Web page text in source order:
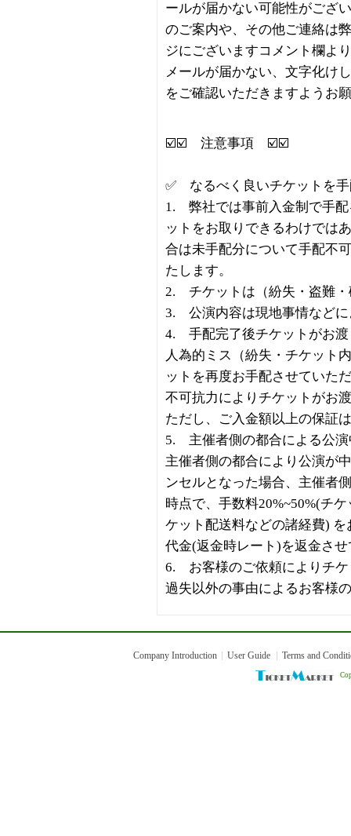
ールが届かない可能性がござ
のご案内や、その他ご連絡は
ジにございますコメント欄よ
メールが届かない、文字化け
をご確認いただきますようお
☑️☑️ 注意事項 ☑️☑️
✅ なるべく良いチケットを
1. 弊社では事前入金制で手配
ットをお取りできるわけでは
合は未手配分について手配不
たします。
2. チケットは（紛失・盗難・
3. 公演内容は現地事情などに
4. 手配完了後チケットがお渡
人為的ミス（紛失・チケット
ットを再度お手配させていた
不可抗力によりチケットがお
ただし、ご入金額以上の保証
5. 主催者側の都合による公演
主催者側の都合により公演が
ンセルとなった場合、主催者
時点で、手数料20%~50%(チ
ケット配送料などの諸経費)
代金(返金時レート)を返金さ
6. お客様のご依頼によりチケ
過失以外の事由によるお客様
Company Introduction User Guide Terms and